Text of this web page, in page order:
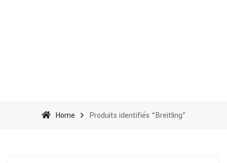
Home Produits identifiés “Breitling”